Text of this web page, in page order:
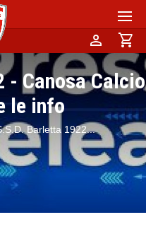
person shopping_cart
- Canosa Calcio
le info
Barletta 1922...